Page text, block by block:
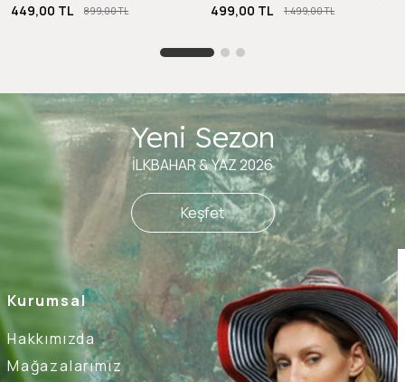
449,00 TL
899,00 TL
499,00 TL
1.499,00 TL
Kurumsal
Hakkımızda
Mağazalarımız
Yeni Sezon
İLKBAHAR & YAZ 2026
Keşfet